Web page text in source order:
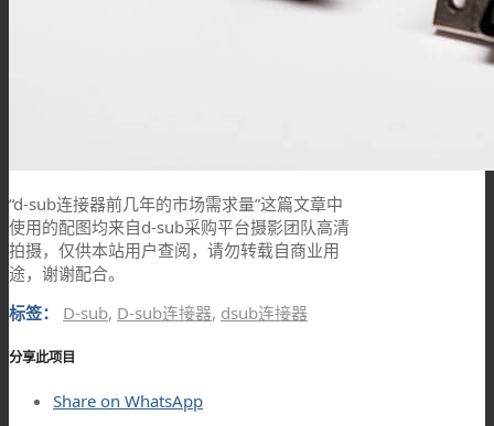
“d-sub连接器前几年的市场需求量”这篇文章中
使用的配图均来自d-sub采购平台摄影团队高清
拍摄，仅供本站用户查阅，请勿转载自商业用
途，谢谢配合。
标签：
D-sub, D-sub连接器, dsub连接器
分享此项目
Share on WhatsApp